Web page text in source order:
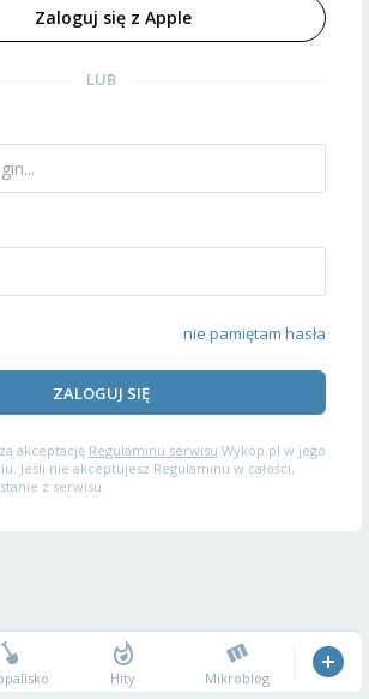
Zaloguj się z Apple
LUB
nie pamiętam hasła
ZALOGUJ SIĘ
akceptację Regulaminu serwisu Wykop.pl w jego
Jeśli nie akceptujesz Regulaminu w całości,
z serwisu.
Hity Mikroblog